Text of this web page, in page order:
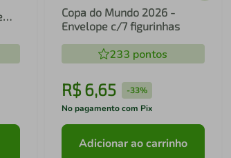
Copa do Mundo 2026 -
Envelope c/7 figurinhas
233 pontos
R$ 6,65 -33%
No pagamento com Pix
Adicionar ao carrinho